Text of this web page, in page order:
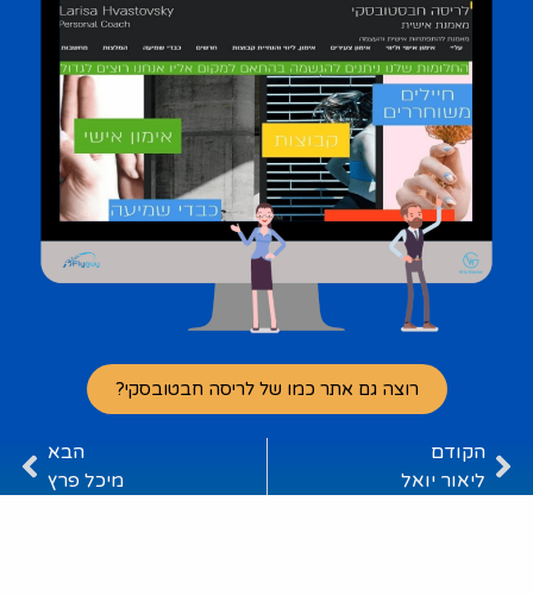
רוצה גם אתר כמו של לריסה חבטובסקי?
הקודם
ליאור יואל
הבא
מיכל פרץ